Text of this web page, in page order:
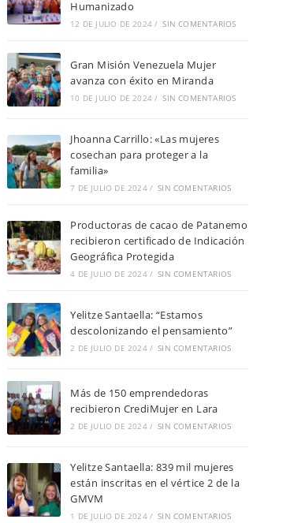
Humanizado
12 DE JULIO DE 2024 / SIN COMENTARIOS
Gran Misión Venezuela Mujer
avanza con éxito en Miranda
10 DE JULIO DE 2024 / SIN COMENTARIOS
Jhoanna Carrillo: «Las mujeres
cosechan para proteger a la
familia»
7 DE JULIO DE 2024 / SIN COMENTARIOS
Productoras de cacao de Patanemo
recibieron certificado de Indicación
Geográfica Protegida
4 DE JULIO DE 2024 / SIN COMENTARIOS
Yelitze Santaella: “Estamos
descolonizando el pensamiento”
2 DE JULIO DE 2024 / SIN COMENTARIOS
Más de 150 emprendedoras
recibieron CrediMujer en Lara
2 DE JULIO DE 2024 / SIN COMENTARIOS
Yelitze Santaella: 839 mil mujeres
están inscritas en el vértice 2 de la
GMVM
1 DE JULIO DE 2024 / SIN COMENTARIOS